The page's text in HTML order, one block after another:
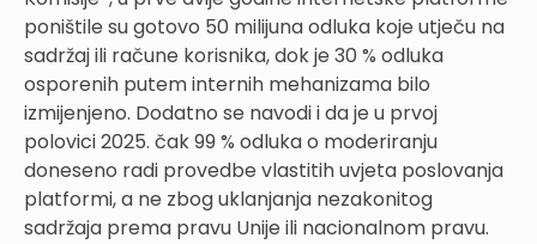
poništile su gotovo 50 milijuna odluka koje utječu na
sadržaj ili račune korisnika, dok je 30 % odluka
osporenih putem internih mehanizama bilo
izmijenjeno. Dodatno se navodi i da je u prvoj
polovici 2025. čak 99 % odluka o moderiranju
doneseno radi provedbe vlastitih uvjeta poslovanja
platformi, a ne zbog uklanjanja nezakonitog
sadržaja prema pravu Unije ili nacionalnom pravu.